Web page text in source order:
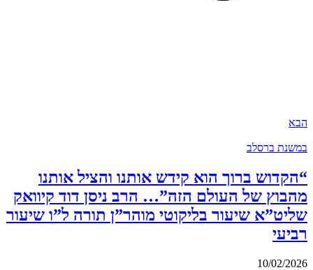
הבא
במשנת ברסלב
“הקדוש ברוך הוא קידש אותנו והציל אותנו
מהבוץ של העולם הזה”… הרב ניסן דוד קיוואק
שליט”א שיעור בליקוטי מוהר”ן תורה ל”ו שיעור
רביעי
10/02/2026